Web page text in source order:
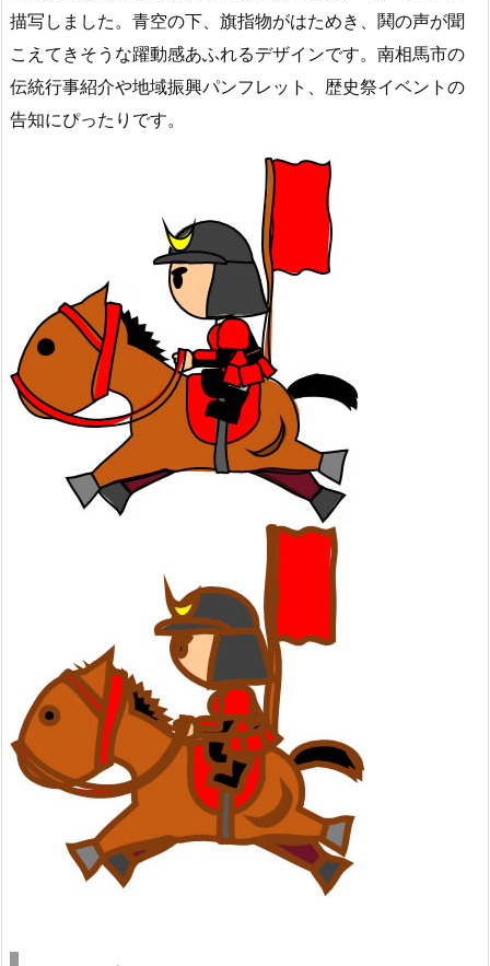
描写しました。青空の下、旗指物がはためき、鬨の声が聞
こえてきそうな躍動感あふれるデザインです。南相馬市の
伝統行事紹介や地域振興パンフレット、歴史祭イベントの
告知にぴったりです。